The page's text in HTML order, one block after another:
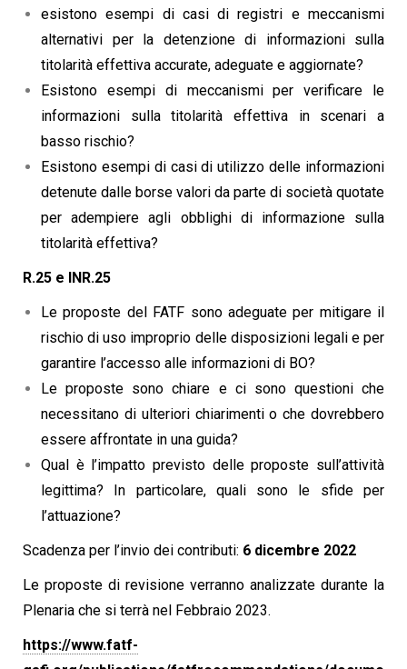
esistono esempi di casi di registri e meccanismi
alternativi per la detenzione di informazioni sulla
titolarità effettiva accurate, adeguate e aggiornate?
Esistono esempi di meccanismi per verificare le
informazioni sulla titolarità effettiva in scenari a
basso rischio?
Esistono esempi di casi di utilizzo delle informazioni
detenute dalle borse valori da parte di società quotate
per adempiere agli obblighi di informazione sulla
titolarità effettiva?
R.25 e INR.25
Le proposte del FATF sono adeguate per mitigare il
rischio di uso improprio delle disposizioni legali e per
garantire l’accesso alle informazioni di BO?
Le proposte sono chiare e ci sono questioni che
necessitano di ulteriori chiarimenti o che dovrebbero
essere affrontate in una guida?
Qual è l’impatto previsto delle proposte sull’attività
legittima? In particolare, quali sono le sfide per
l’attuazione?
Scadenza per l’invio dei contributi: 6 dicembre 2022
Le proposte di revisione verranno analizzate durante la
Plenaria che si terrà nel Febbraio 2023.
https://www.fatf-